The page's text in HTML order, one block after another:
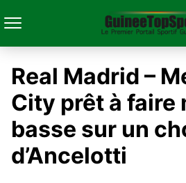
Real Madrid –
City prêt à faire
basse sur un
d’Ancelotti